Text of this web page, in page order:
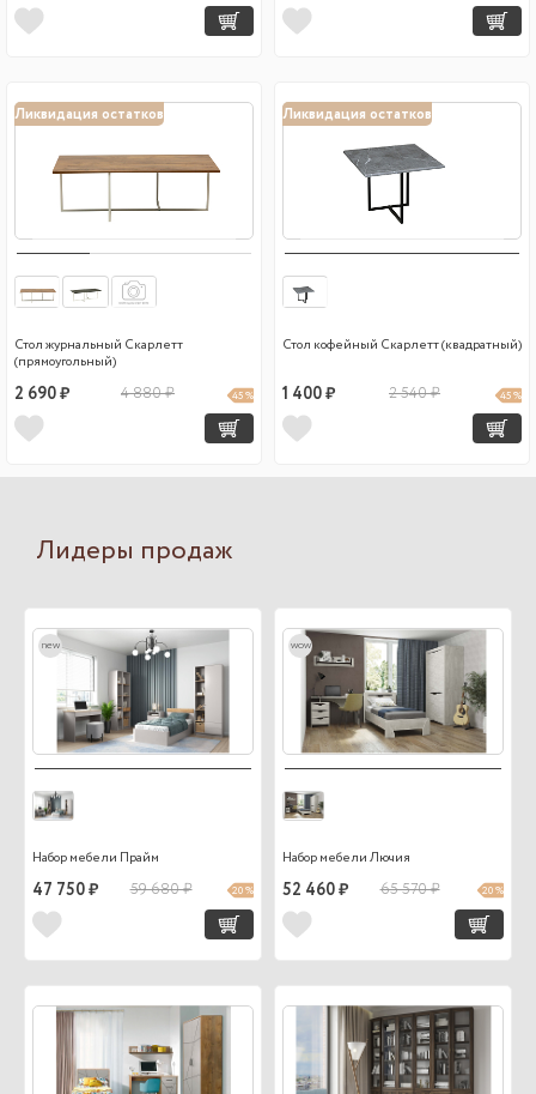
Ликвидация остатков
Стол журнальный Скарлетт
(прямоугольный)
2 690 ₽ 4 880 ₽ 45 %
Ликвидация остатков
Стол кофейный Скарлетт (квадратный)
1 400 ₽ 2 540 ₽ 45 %
Лидеры продаж
new
Набор мебели Прайм
47 750 ₽ 59 680 ₽ 20 %
wow
Набор мебели Лючия
52 460 ₽ 65 570 ₽ 20 %